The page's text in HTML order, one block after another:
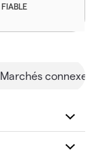
FIABLE
Marchés connexes